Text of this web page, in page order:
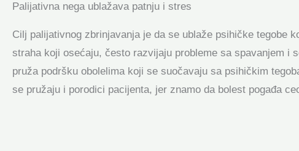
Palijativna nega ublažava patnju i stres
Cilj palijativnog zbrinjavanja je da se ublaže psihičke tegobe
straha koji osećaju, često razvijaju probleme sa spavanjem i
pruža podršku obolelima koji se suočavaju sa psihičkim
se pružaju i porodici pacijenta, jer znamo da bolest pogađa